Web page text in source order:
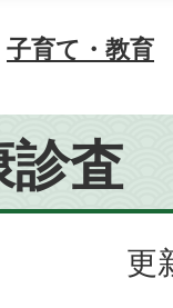
子育て・教育
診査
更